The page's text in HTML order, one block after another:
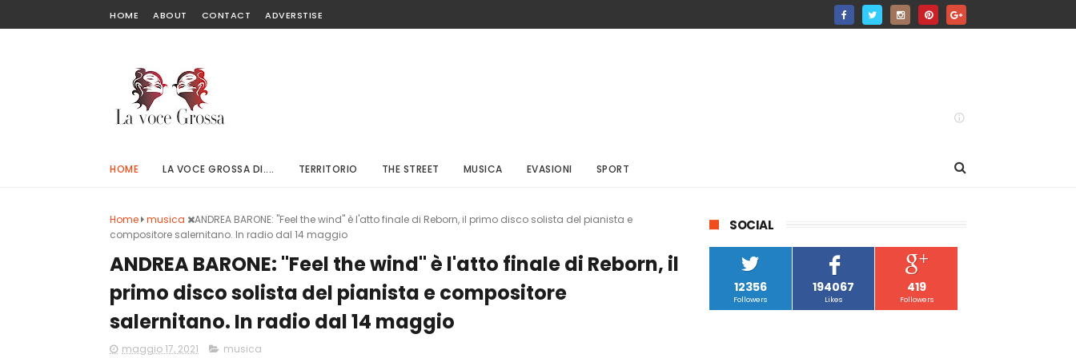
HOME ABOUT CONTACT ADVERSTISE
HOME LA VOCE GROSSA DI.... TERRITORIO THE STREET MUSICA EVASIONI SPORT
Home musica
ANDREA BARONE: "Feel the wind" è l'atto finale di Reborn, il primo disco solista del pianista e
compositore salernitano. In radio dal 14 maggio
ANDREA BARONE: "Feel the wind" è l'atto finale di Reborn, il
primo disco solista del pianista e compositore
salernitano. In radio dal 14 maggio
maggio 17, 2021 musica
SOCIAL
12356
Followers
194067
Likes
419
Followers